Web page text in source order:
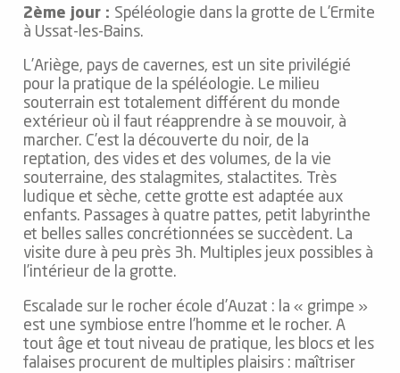
2ème jour : Spéléologie dans la grotte de L’Ermite
à Ussat-les-Bains.
L’Ariège, pays de cavernes, est un site privilégié
pour la pratique de la spéléologie. Le milieu
souterrain est totalement différent du monde
extérieur où il faut réapprendre à se mouvoir, à
marcher. C’est la découverte du noir, de la
reptation, des vides et des volumes, de la vie
souterraine, des stalagmites, stalactites. Très
ludique et sèche, cette grotte est adaptée aux
enfants. Passages à quatre pattes, petit labyrinthe
et belles salles concrétionnées se succèdent. La
visite dure à peu près 3h. Multiples jeux possibles à
l’intérieur de la grotte.
Escalade sur le rocher école d’Auzat : la « grimpe »
est une symbiose entre l’homme et le rocher. A
tout âge et tout niveau de pratique, les blocs et les
falaises procurent de multiples plaisirs : maîtriser